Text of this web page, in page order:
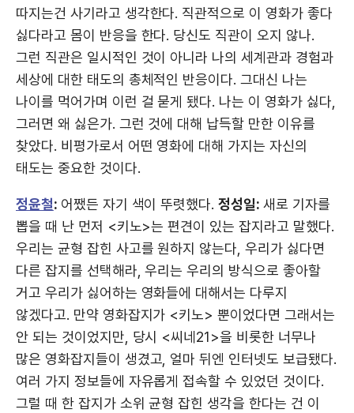
따지는건 사기라고 생각한다. 직관적으로 이 영화가 좋다
싫다라고 몸이 반응을 한다. 당신도 직관이 오지 않나.
그런 직관은 일시적인 것이 아니라 나의 세계관과 경험과
세상에 대한 태도의 총체적인 반응이다. 그대신 나는
나이를 먹어가며 이런 걸 묻게 됐다. 나는 이 영화가 싫다,
그러면 왜 싫은가. 그런 것에 대해 납득할 만한 이유를
찾았다. 비평가로서 어떤 영화에 대해 가지는 자신의
태도는 중요한 것이다.
정윤철: 어쨌든 자기 색이 뚜렷했다.정성일: 새로 기자를
뽑을 때 난 먼저 <키노>는 편견이 있는 잡지라고 말했다.
우리는 균형 잡힌 사고를 원하지 않는다, 우리가 싫다면
다른 잡지를 선택해라, 우리는 우리의 방식으로 좋아할
거고 우리가 싫어하는 영화들에 대해서는 다루지
않겠다고. 만약 영화잡지가 <키노> 뿐이었다면 그래서는
안 되는 것이었지만, 당시 <씨네21>을 비롯한 너무나
많은 영화잡지들이 생겼고, 얼마 뒤엔 인터넷도 보급됐다.
여러 가지 정보들에 자유롭게 접속할 수 있었던 것이다.
그럴 때 한 잡지가 소위 균형 잡힌 생각을 한다는 건 이